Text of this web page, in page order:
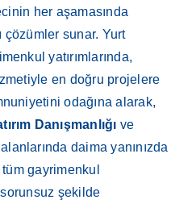
her aşamasında
çözümler sunar. Yurt
yatırımlarında,
en doğru projelere
odağına alarak,
Danışmanlığı ve
daima yanınızda
gayrimenkul
şekilde